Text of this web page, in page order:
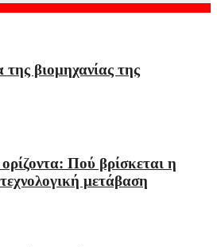
βιομηχανίας της
Πού βρίσκεται η
μετάβαση